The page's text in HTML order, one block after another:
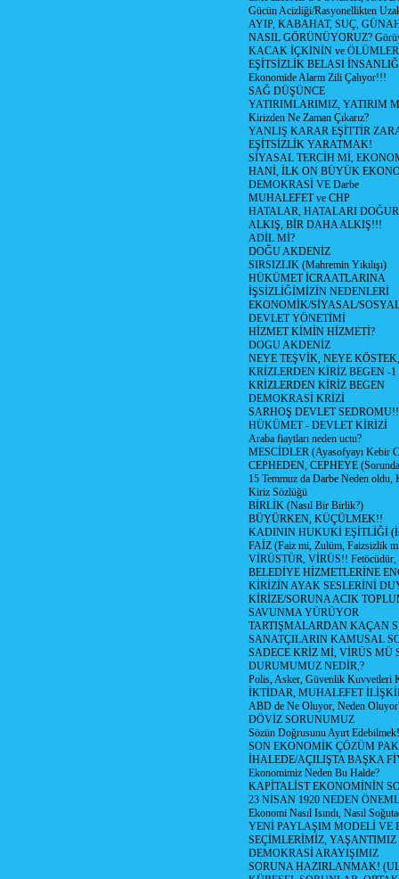
Gücün Acizliği/Rasyonellikten
AYIP, KABAHAT, SUÇ,
NASIL GÖRÜNÜYORUZ?
KACAK İÇKİNİN ve
EŞİTSİZLİK BELASI
Ekonomide Alarm Zili Çalıyor!!!
SAĞ DÜŞÜNCE
YATIRIMLARIMIZ, YATIRIM
Kirizden Ne Zaman Çıkarız?
YANLIŞ KARAR EŞİTTİR
EŞİTSİZLİK YARATMAK!
SİYASAL TERCİH Mİ,
HANİ, İLK ON BÜYÜK
DEMOKRASİ VE Darbe
MUHALEFET ve CHP
HATALAR, HATALARI
ALKIŞ, BİR DAHA ALKIŞ!!!
ADİL Mİ?
DOĞU AKDENİZ
SIRSIZLIK (Mahremin Yıkılışı)
HÜKÜMET İCRAATLARINA
İŞSİZLİĞİMİZİN NEDENLERİ
EKONOMİK/SİYASAL/
DEVLET YÖNETİMİ
HİZMET KİMİN HİZMETİ?
DOGU AKDENİZ
NEYE TEŞVİK, NEYE
KRİZLERDEN KİRİZ BEGEN -1
KRİZLERDEN KİRİZ BEGEN
DEMOKRASİ KRİZİ
SARHOŞ DEVLET SEDROMU!!
HÜKÜMET - DEVLET KİRİZİ
Araba fiaytları neden uctu?
MESCİDLER (Ayasofyayı Kebir
CEPHEDEN, CEPHEYE
15 Temmuz da Darbe Neden oldu,
Kiriz Sözlüğü
BİRLİK (Nasıl Bir Birlik?)
BÜYÜRKEN, KÜÇÜLMEK!!
KADININ HUKUKİ EŞİTLİĞİ
FAİZ (Faiz mi, Zulüm, Faizsizlik
VİRÜSTÜR, VİRÜS!! Fetöcüdür,
BELEDİYE HİZMETLERİNE
KİRİZİN AYAK SESLERİNİ
KİRİZE/SORUNA ACIK
SAVUNMA YÜRÜYOR
TARTIŞMALARDAN KAÇAN
SANATÇILARIN KAMUSAL
SADECE KRİZ Mİ, VİRÜS MÜ
DURUMUMUZ NEDİR,?
Polis, Asker, Güvenlik Kuvvetleri
İKTİDAR, MUHALEFET
ABD de Ne Oluyor, Neden
DÖVİZ SORUNUMUZ
Sözün Doğrusunu Ayırt Edebilmek!
SON EKONOMİK ÇÖZÜM
İHALEDE/AÇILIŞTA BAŞKA
Ekonomimiz Neden Bu Halde?
KAPİTALİST EKONOMİNİN
23 NİSAN 1920 NEDEN
Ekonomi Nasıl Isındı, Nasıl
YENİ PAYLAŞIM MODELİ VE
SEÇİMLERİMİZ, YAŞANTIMIZ
DEMOKRASİ ARAYIŞIMIZ
SORUNA HAZIRLANMAK!